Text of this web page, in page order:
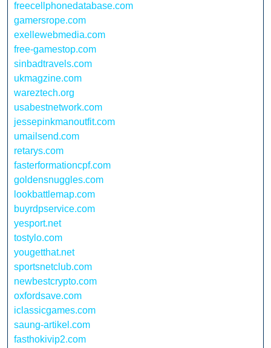
freecellphonedatabase.com
gamersrope.com
exellewebmedia.com
free-gamestop.com
sinbadtravels.com
ukmagzine.com
wareztech.org
usabestnetwork.com
jessepinkmanoutfit.com
umailsend.com
retarys.com
fasterformationcpf.com
goldensnuggles.com
lookbattlemap.com
buyrdpservice.com
yesport.net
tostylo.com
yougetthat.net
sportsnetclub.com
newbestcrypto.com
oxfordsave.com
iclassicgames.com
saung-artikel.com
fasthokivip2.com